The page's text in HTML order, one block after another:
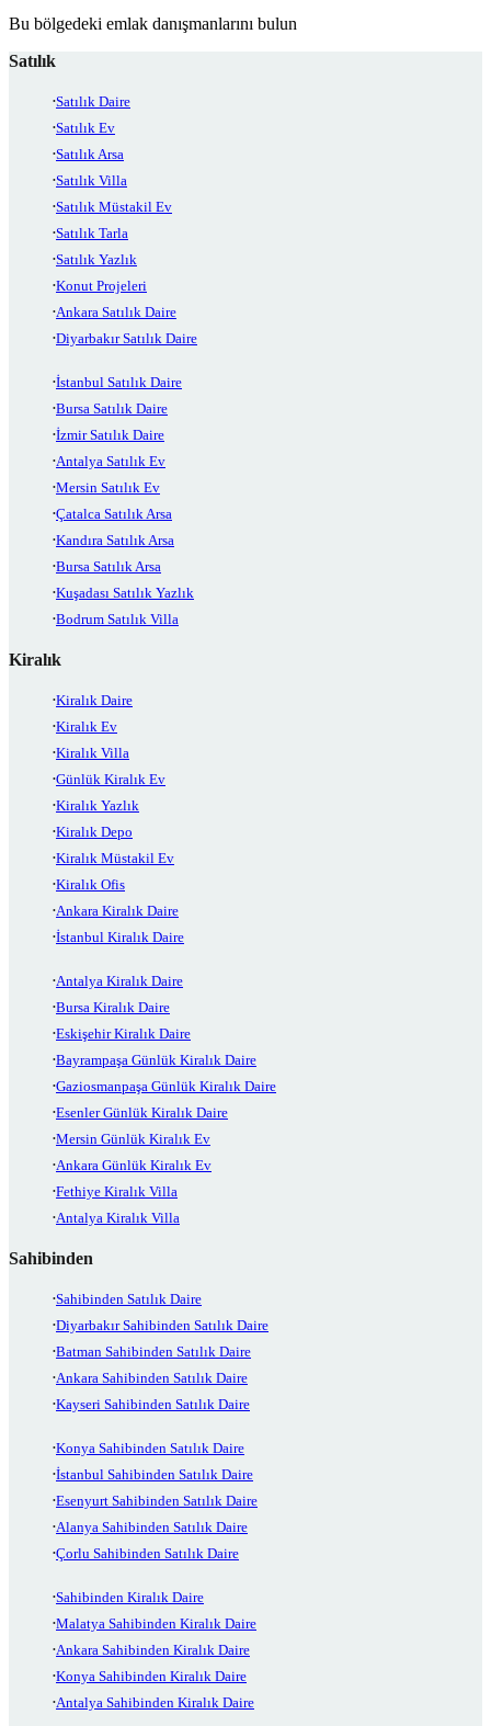
Bu bölgedeki emlak danışmanlarını bulun
Satılık
Satılık Daire
Satılık Ev
Satılık Arsa
Satılık Villa
Satılık Müstakil Ev
Satılık Tarla
Satılık Yazlık
Konut Projeleri
Ankara Satılık Daire
Diyarbakır Satılık Daire
İstanbul Satılık Daire
Bursa Satılık Daire
İzmir Satılık Daire
Antalya Satılık Ev
Mersin Satılık Ev
Çatalca Satılık Arsa
Kandıra Satılık Arsa
Bursa Satılık Arsa
Kuşadası Satılık Yazlık
Bodrum Satılık Villa
Kiralık
Kiralık Daire
Kiralık Ev
Kiralık Villa
Günlük Kiralık Ev
Kiralık Yazlık
Kiralık Depo
Kiralık Müstakil Ev
Kiralık Ofis
Ankara Kiralık Daire
İstanbul Kiralık Daire
Antalya Kiralık Daire
Bursa Kiralık Daire
Eskişehir Kiralık Daire
Bayrampaşa Günlük Kiralık Daire
Gaziosmanpaşa Günlük Kiralık Daire
Esenler Günlük Kiralık Daire
Mersin Günlük Kiralık Ev
Ankara Günlük Kiralık Ev
Fethiye Kiralık Villa
Antalya Kiralık Villa
Sahibinden
Sahibinden Satılık Daire
Diyarbakır Sahibinden Satılık Daire
Batman Sahibinden Satılık Daire
Ankara Sahibinden Satılık Daire
Kayseri Sahibinden Satılık Daire
Konya Sahibinden Satılık Daire
İstanbul Sahibinden Satılık Daire
Esenyurt Sahibinden Satılık Daire
Alanya Sahibinden Satılık Daire
Çorlu Sahibinden Satılık Daire
Sahibinden Kiralık Daire
Malatya Sahibinden Kiralık Daire
Ankara Sahibinden Kiralık Daire
Konya Sahibinden Kiralık Daire
Antalya Sahibinden Kiralık Daire